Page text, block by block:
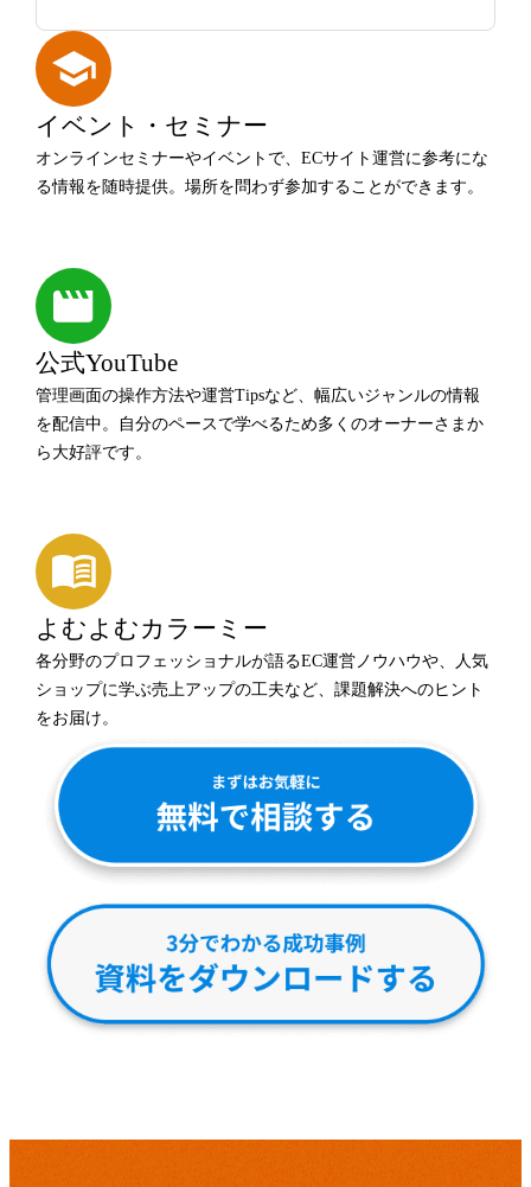
イベント・セミナー
オンラインセミナーやイベントで、ECサイト運営に参考にな
る情報を随時提供。場所を問わず参加することができます。
公式YouTube
管理画面の操作方法や運営Tipsなど、幅広いジャンルの情報
を配信中。自分のペースで学べるため多くのオーナーさまか
ら大好評です。
よむよむカラーミー
各分野のプロフェッショナルが語るEC運営ノウハウや、人気
ショップに学ぶ売上アップの工夫など、課題解決へのヒント
をお届け。